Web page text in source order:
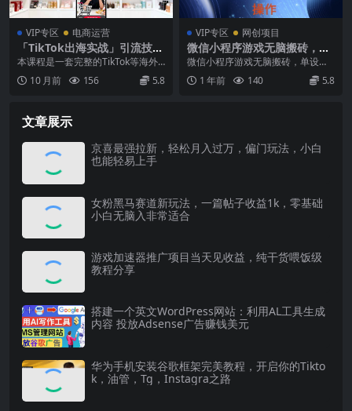
VIP专区 电商运营
「TikTok出海实战」引流技巧
+带货模式+爆款打造，单月变
现10万+秘籍
本课程是一套完整的TikTok等海外
短视频平台实战指南，系统性地讲
解了如何从零开...
10 月前 156 5.8
VIP专区 网创项目
微信小程序游戏无脑搬砖，单
设备日入2张+，可矩阵操作
微信小程序游戏无脑搬砖，单设备
日入2张+，可矩阵操作 这个小游戏
绝大部分人都还不...
1 年前 140 5.8
文章展示
京喜最强拉新，轻松月入过万，偏门玩法，小白
也能轻易上手
女粉黑马赛道新玩法，一篇帖子收益1k，零基础
小白无脑入非常适合
游戏加速器推广项目当天见收益，纯干货喂饭级
教程分享
搭建一个英文WordPress网站：利用AL工具生成
内容 投放Adsense广告赚钱美元
华为手机安装谷歌框架完美教程，开启你的Tikto
k，油管，Tg，Instagra之路